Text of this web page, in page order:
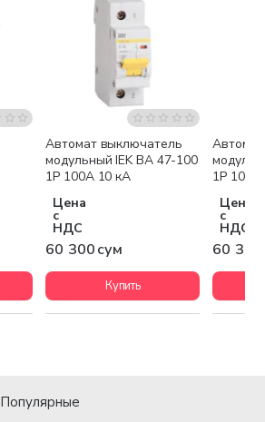
Автомат выключатель
модульный IEK ВА 47-100
1P 100А 10 кА
Цена
с
НДС
60 300 сум
Купить
1P 10А
Цена
с
НДС
60 300
Популярные